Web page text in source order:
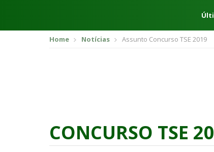
Home Notícias Assunto Concurso TSE 2019
CONCURSO TSE